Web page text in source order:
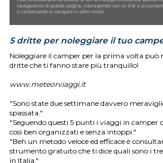
5 dritte per noleggiare il tuo
Noleggiare il camper per la prima volta può
dritte che ti fanno stare più tranquillo!
www.meteorviaggi.it
"Sono state due settimane davvero
spassata."
"Seguendo questi 5 punti i viaggi in camper
così ben organizzati e senza intoppi."
"Beh un metodo veloce ed efficace è
strumento gratuito che ti dice quali sono i
in Italia."